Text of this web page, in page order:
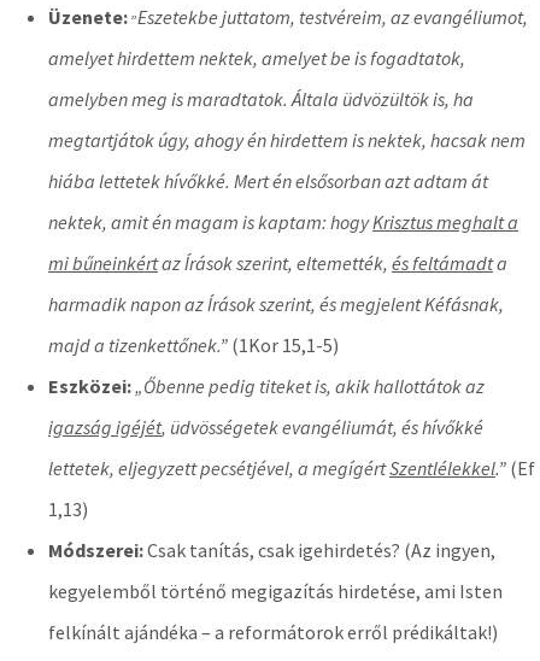
Üzenete:„Eszetekbe juttatom, testvéreim, az evangéliumot,
amelyet hirdettem nektek, amelyet be is fogadtatok,
amelyben meg is maradtatok. Általa üdvözültök is, ha
megtartjátok úgy, ahogy én hirdettem is nektek, hacsak nem
hiába lettetek hívőkké. Mert én elsősorban azt adtam át
nektek, amit én magam is kaptam: hogyKrisztus meghalt a
mi bűneinkértaz Írások szerint, eltemették, és feltámadta
harmadik napon az Írások szerint, és megjelent Kéfásnak,
majd a tizenkettőnek.” (1Kor 15,1-5)
Eszközei:„Őbenne pedig titeket is, akik hallottátok az
igazság igéjét, üdvösségetek evangéliumát, és hívőkké
lettetek, eljegyzett pecsétjével, a megígértSzentlélekkel.” (Ef
1,13)
Módszerei:Csak tanítás, csak igehirdetés? (Az ingyen,
kegyelemből történő megigazítás hirdetése, ami Isten
felkínált ajándéka – a reformátorok erről prédikáltak!)